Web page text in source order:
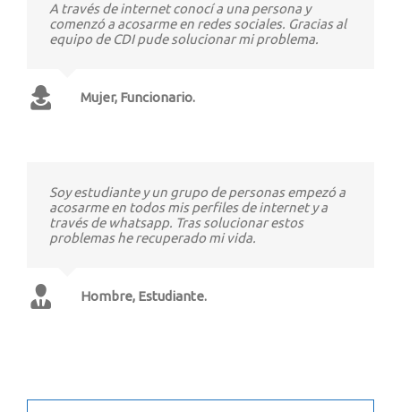
A través de internet conocí a una persona y
comenzó a acosarme en redes sociales. Gracias al
equipo de CDI pude solucionar mi problema.
Mujer, Funcionario.
Soy estudiante y un grupo de personas empezó a
acosarme en todos mis perfiles de internet y a
través de whatsapp. Tras solucionar estos
problemas he recuperado mi vida.
Hombre, Estudiante.